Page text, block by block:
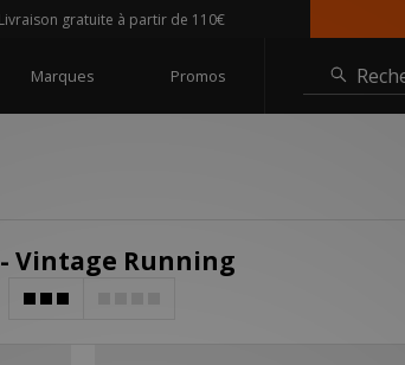
gratuite à partir de 110€
Marques Promos
- Vintage Running